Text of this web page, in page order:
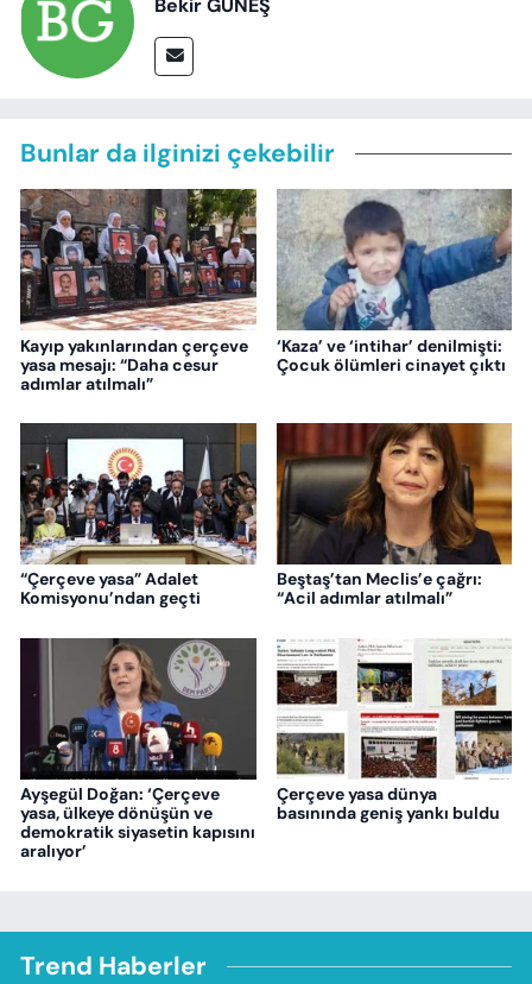
Bekir GÜNEŞ
Bunlar da ilginizi çekebilir
Kayıp yakınlarından çerçeve
yasa mesajı: “Daha cesur
adımlar atılmalı”
‘Kaza’ ve ‘intihar’ denilmişti:
Çocuk ölümleri cinayet çıktı
“Çerçeve yasa” Adalet
Komisyonu’ndan geçti
Beştaş’tan Meclis’e çağrı:
“Acil adımlar atılmalı”
Ayşegül Doğan: ‘Çerçeve
yasa, ülkeye dönüşün ve
demokratik siyasetin kapısını
aralıyor’
Çerçeve yasa dünya
basınında geniş yankı buldu
Trend Haberler